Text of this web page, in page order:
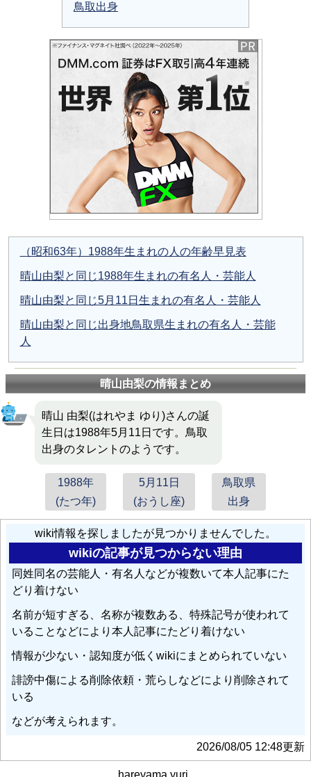
鳥取出身
（昭和63年）1988年生まれの人の年齢早見表
晴山由梨と同じ1988年生まれの有名人・芸能人
晴山由梨と同じ5月11日生まれの有名人・芸能人
晴山由梨と同じ出身地鳥取県生まれの有名人・芸能
人
晴山由梨の情報まとめ
晴山 由梨(はれやま ゆり)さんの誕
生日は1988年5月11日です。鳥取
出身のタレントのようです。
1988年
(たつ年)
5月11日
(おうし座)
鳥取県
出身
wiki情報を探しましたが見つかりませんでした。
wikiの記事が見つからない理由
同姓同名の芸能人・有名人などが複数いて本人記事にた
どり着けない
名前が短すぎる、名称が複数ある、特殊記号が使われて
いることなどにより本人記事にたどり着けない
情報が少ない・認知度が低くwikiにまとめられていない
誹謗中傷による削除依頼・荒らしなどにより削除されて
いる
などが考えられます。
2026/08/05 12:48更新
hareyama yuri